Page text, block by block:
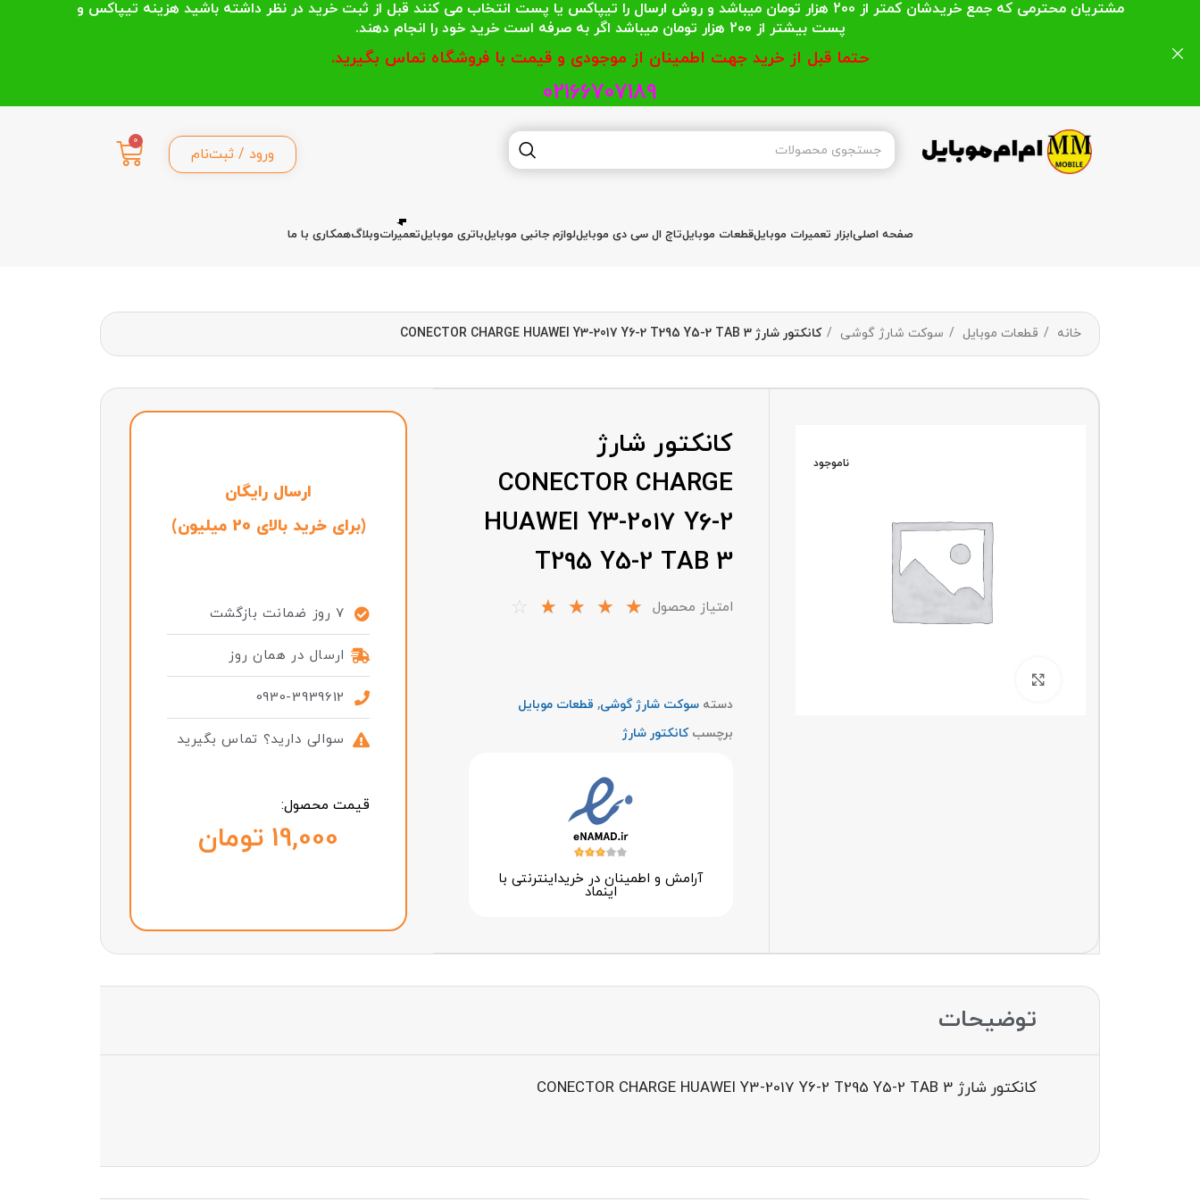
ورود / ثبت‌نام
0
صفحه اصلیابزار تعمیرات موبایلقطعات موبایلتاچ ال سی دی موبایللوازم جانبی موبایلباتری موبایلتعمیراتوبلاگهمکاری با ما
خانه قطعات موبایل سوکت شارژ گوشی کانکتور شارژ CONECTOR CHARGE HUAWEI Y3-2017 Y6-2 T295 Y5-2 TAB 3
ناموجود
کانکتور شارژ
CONECTOR CHARGE
HUAWEI Y3-2017 Y6-2
T295 Y5-2 TAB 3
امتیاز محصول ☆
☆
☆
☆
☆
دسته سوکت شارژ گوشی, قطعات موبایل
برچسب کانکتور شارژ
آرامش و اطمینان در خرید‌اینترنتی با
اینماد
ارسال رایگان
(برای خرید بالای 20 میلیون)
7 روز ضمانت بازگشت
ارسال در همان روز
0930-3939612
سوالی دارید؟ تماس بگیرید
قیمت محصول:
تومان
توضیحات
کانکتور شارژ CONECTOR CHARGE HUAWEI Y3-2017 Y6-2 T295 Y5-2 TAB 3
مشتریان محترمی که جمع خریدشان کمتر از 200 هزار تومان میباشد و روش ارسال را تیپاکس یا پست انتخاب می کنند قبل از ثبت خرید در نظر داشته باشید هزینه تیپاکس و
پست بیشتر از 200 هزار تومان میباشد اگر به صرفه است خرید خود را انجام دهند.
حتما قبل از خرید جهت اطمینان از موجودی و قیمت با فروشگاه تماس بگیرید.
02166707189